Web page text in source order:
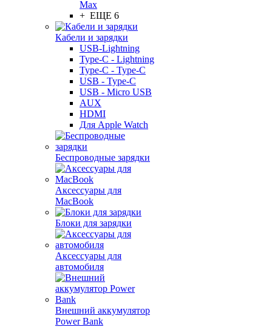
Max
+ ЕЩЕ 6
Кабели и зарядки
USB-Lightning
Type-C - Lightning
Type-C - Type-C
USB - Type-C
USB - Micro USB
AUX
HDMI
Для Apple Watch
Беспроводные зарядки
Аксессуары для
MacBook
Блоки для зарядки
Аксессуары для
автомобиля
Внешний аккумулятор
Power Bank